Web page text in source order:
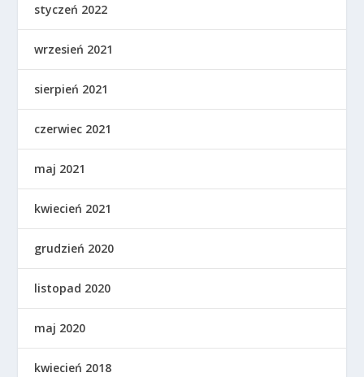
styczeń 2022
wrzesień 2021
sierpień 2021
czerwiec 2021
maj 2021
kwiecień 2021
grudzień 2020
listopad 2020
maj 2020
kwiecień 2018